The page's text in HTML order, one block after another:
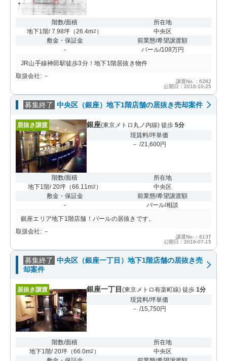
階数/面積
地下1階/ 7.98坪 （26.4m2 ）
所在地
中央区
敷金・保証金
-
前業態/希望譲渡額
バール/108万円
JR山手線神田駅徒歩3分！地下1階居抜き物件
取扱会社: －
譲渡No.：6282
公開日：2016-10-25
募集終了 中央区（銀座）地下1階店舗の居抜き売却案件
居抜き譲渡 銀座(東京メトロ丸ノ内線) 徒歩 5分
現賃料/坪単価
－ /21,600円
階数/面積
地下1階/ 20坪（66.11m2 ）
所在地
中央区
敷金・保証金
-
前業態/希望譲渡額
バール/相談
銀座エリア地下1階店舗！バールの居抜きです。
取扱会社: －
譲渡No.：6137
公開日：2016-07-15
募集終了 中央区（銀座一丁目）地下1階店舗の居抜き売
却案件
居抜き譲渡 銀座一丁目 (東京メトロ有楽町線) 徒歩 1分
現賃料/坪単価
－ /15,750円
階数/面積
地下1階/ 20坪 （66.0m2 ）
所在地
中央区